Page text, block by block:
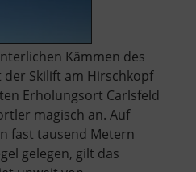
Kämmen des
der Skilift am Hirschkopf
Erholungsort Carlsfeld
magisch an. Auf
fast tausend Metern
gelegen, gilt das